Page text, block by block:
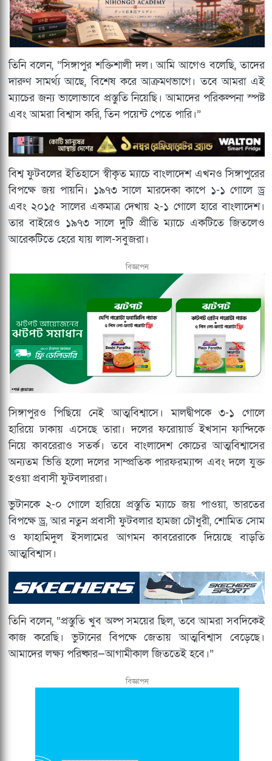
তিনি বলেন, “সিঙ্গাপুর শক্তিশালী দল। আমি আগেও বলেছি, তাদের
দারুণ সামর্থ্য আছে, বিশেষ করে আক্রমণভাগে। তবে আমরা এই
ম্যাচের জন্য ভালোভাবে প্রস্তুতি নিয়েছি। আমাদের পরিকল্পনা স্পষ্ট
এবং আমরা বিশ্বাস করি, তিন পয়েন্ট পেতে পারি।”
বিশ্ব ফুটবলের ইতিহাসে স্বীকৃত ম্যাচে বাংলাদেশ এখনও সিঙ্গাপুরের
বিপক্ষে জয় পায়নি। ১৯৭৩ সালে মারদেকা কাপে ১-১ গোলে ড্র
এবং ২০১৫ সালের একমাত্র দেখায় ২-১ গোলে হারে বাংলাদেশ।
তার বাইরেও ১৯৭৩ সালে দুটি প্রীতি ম্যাচে একটিতে জিতলেও
আরেকটিতে হেরে যায় লাল-সবুজরা।
বিজ্ঞাপন
সিঙ্গাপুরও পিছিয়ে নেই আত্মবিশ্বাসে। মালদ্বীপকে ৩-১ গোলে
হারিয়ে ঢাকায় এসেছে তারা। দলের ফরোয়ার্ড ইখসান ফান্দিকে
নিয়ে কাবরেরাও সতর্ক। তবে বাংলাদেশ কোচের আত্মবিশ্বাসের
অন্যতম ভিত্তি হলো দলের সাম্প্রতিক পারফরম্যান্স এবং দলে যুক্ত
হওয়া প্রবাসী ফুটবলাররা।
ভুটানকে ২-০ গোলে হারিয়ে প্রস্তুতি ম্যাচে জয় পাওয়া, ভারতের
বিপক্ষে ড্র, আর নতুন প্রবাসী ফুটবলার হামজা চৌধুরী, শোমিত সোম
ও ফাহামিদুল ইসলামের আগমন কাবরেরাকে দিয়েছে বাড়তি
আত্মবিশ্বাস।
তিনি বলেন, “প্রস্তুতি খুব অল্প সময়ের ছিল, তবে আমরা সবদিকেই
কাজ করেছি। ভুটানের বিপক্ষে জেতায় আত্মবিশ্বাস বেড়েছে।
আমাদের লক্ষ্য পরিষ্কার—আগামীকাল জিততেই হবে।”
বিজ্ঞাপন